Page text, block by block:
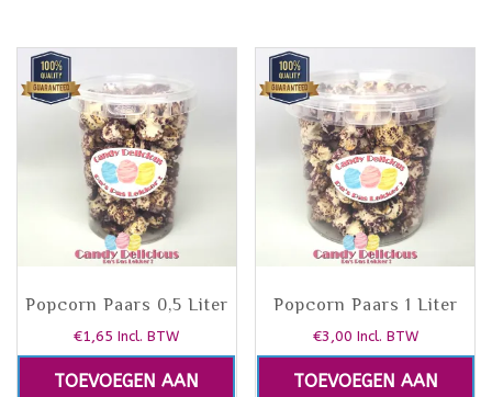
Popcorn Paars 0,5 Liter
€1,65 Incl. BTW
TOEVOEGEN AAN
Popcorn Paars 1 Liter
€3,00 Incl. BTW
TOEVOEGEN AAN